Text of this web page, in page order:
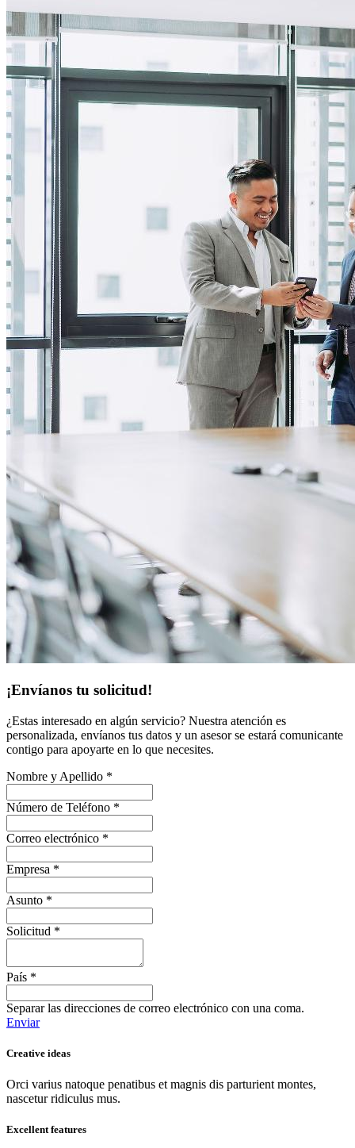
¡Envíanos tu solicitud!
¿Estas interesado en algún servicio? Nuestra atención es
personalizada, envíanos tus datos y un asesor se estará comunicante
contigo para apoyarte en lo que necesites.
Nombre y Apellido *
Número de Teléfono *
Correo electrónico *
Empresa *
Asunto *
Solicitud *
País *
Separar las direcciones de correo electrónico con una coma.
Enviar
Creative ideas
Orci varius natoque penatibus et magnis dis parturient montes,
nascetur ridiculus mus.
Excellent features